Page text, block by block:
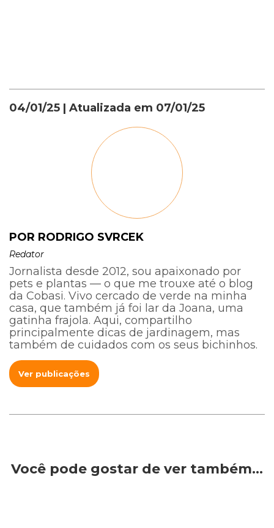
04/01/25 | Atualizada em 07/01/25
POR RODRIGO SVRCEK
Redator
Jornalista desde 2012, sou apaixonado por
pets e plantas — o que me trouxe até o blog
da Cobasi. Vivo cercado de verde na minha
casa, que também já foi lar da Joana, uma
gatinha frajola. Aqui, compartilho
principalmente dicas de jardinagem, mas
também de cuidados com os seus bichinhos.
Ver publicações
Você pode gostar de ver também…